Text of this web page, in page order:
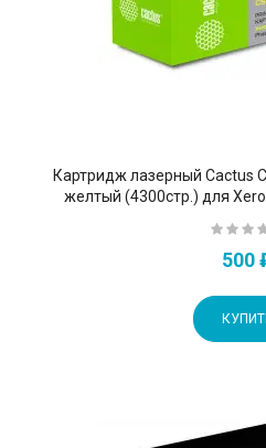
Картридж лазерный Cactus
желтый (4300стр.) для
500